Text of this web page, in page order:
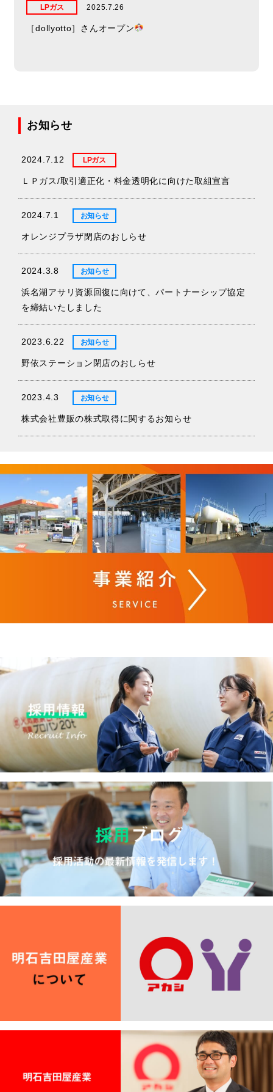
LPガス 2025.7.26
［dollyotto］さんオープン
お知らせ
2024.7.12 LPガス
ＬＰガス/取引適正化・料金透明化に向けた取組宣言
2024.7.1 お知らせ
オレンジプラザ閉店のおしらせ
2024.3.8 お知らせ
浜名湖アサリ資源回復に向けて、パートナーシップ協定
を締結いたしました
2023.6.22 お知らせ
野依ステーション閉店のおしらせ
2023.4.3 お知らせ
株式会社豊販の株式取得に関するお知らせ